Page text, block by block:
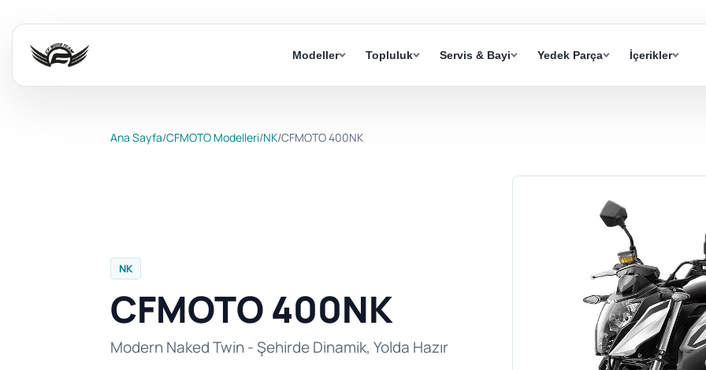
Modeller Topluluk Servis & Bayi Yedek Parça İçerikler
Ana Sayfa/CFMOTO Modelleri/NK/CFMOTO 400NK
NK
CFMOTO 400NK
Modern Naked Twin - Şehirde Dinamik, Yolda Hazır